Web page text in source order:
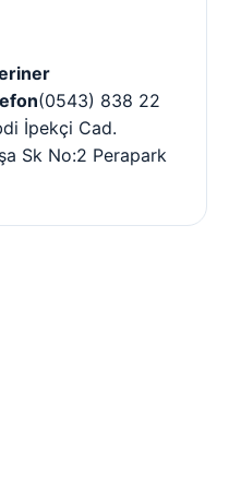
(0543) 838 22
İpekçi Cad.
Sk No:2 Perapark